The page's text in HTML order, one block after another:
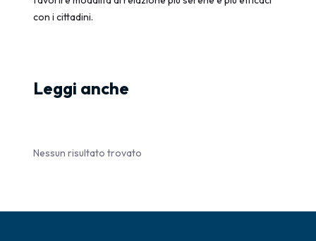
con i cittadini.
Leggi anche
Nessun risultato trovato